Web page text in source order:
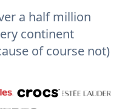
a half million
continent
of course not)